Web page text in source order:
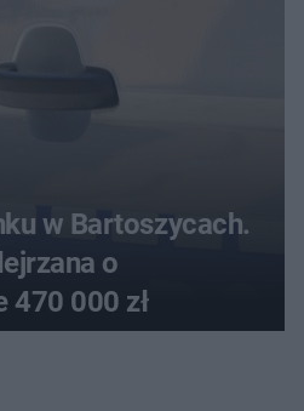
w Bartoszycach.
o
470 000 zł